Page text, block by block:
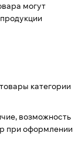
могут
категории
возможность
при оформлении